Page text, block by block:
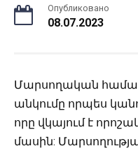
Опубликовано
08.07.2023
Մարսողական
անկումը որպես
որը վկայում է
մասին: